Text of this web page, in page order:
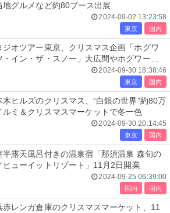
地グルメなど約80ブース出展
2024-09-02 13:23:58
東京 国内
ジオツアー東京、クリスマス企画「ホグワ
・イン・ザ・スノー」大広間やホグワーツ
2024-09-30 18:38:46
東京 国内
木ヒルズのクリスマス、“白銀の世界”約80万
ルミ＆クリスマスマーケットで冬一色
2024-09-30 20:14:45
東京 国内
半露天風呂付きの温泉宿「那須温泉 森旬の
ヒューイットリゾート」11月2日開業
2024-09-25 06:39:00
国内 国内
赤レンガ倉庫のクリスマスマーケット、11